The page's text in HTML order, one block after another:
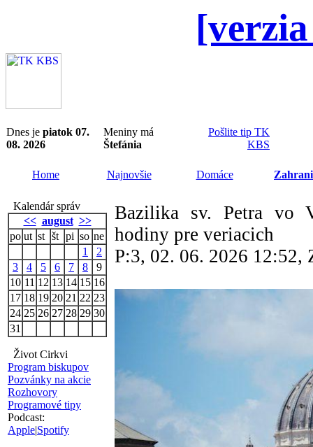
Dnes je piatok 07.
08. 2026
Meniny má
Štefánia
Pošlite tip TK
KBS
Home Najnovšie Domáce
Kalendár správ
<< august >>
po ut st št pi so ne
1
2
3
4 5 6 7 8
9
10 11 12 13 14 15 16
17 18 19 20 21 22 23
24 25 26 27 28 29 30
31
Život Cirkvi
Program biskupov
Pozvánky na akcie
Rozhovory
Programové tipy
Podcast:
Apple|Spotify
Bazilika sv. Petra vo
hodiny pre veriacich
P:3, 02. 06. 2026 12:52,